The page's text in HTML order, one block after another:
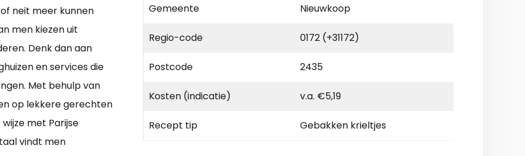
neit meer kunnen
men kiezen uit
Denk dan aan
en services die
Met behulp van
op lekkere gerechten
met Parijse
vindt men
Gemeente Nieuwkoop
Regio-code 0172 (+31172)
Postcode 2435
Kosten (indicatie) v.a. €5,19
Recept tip Gebakken krieltjes